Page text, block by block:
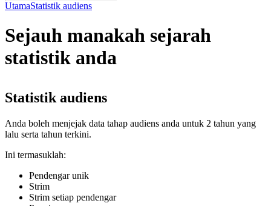
UtamaStatistik audiens
Sejauh manakah sejarah
statistik anda
Statistik audiens
Anda boleh menjejak data tahap audiens anda untuk 2 tahun yang
lalu serta tahun terkini.
Ini termasuklah:
Pendengar unik
Strim
Strim setiap pendengar